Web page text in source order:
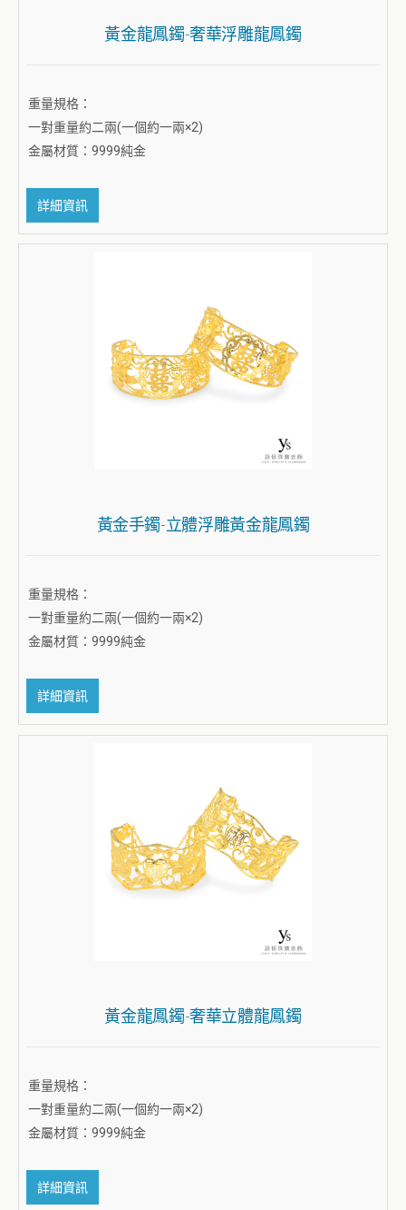
黃金龍鳳鐲-奢華浮雕龍鳳鐲
重量規格：
一對重量約二兩(一個約一兩×2)
金屬材質：9999純金
詳細資訊
黃金手鐲-立體浮雕黃金龍鳳鐲
重量規格：
一對重量約二兩(一個約一兩×2)
金屬材質：9999純金
詳細資訊
黃金龍鳳鐲-奢華立體龍鳳鐲
重量規格：
一對重量約二兩(一個約一兩×2)
金屬材質：9999純金
詳細資訊